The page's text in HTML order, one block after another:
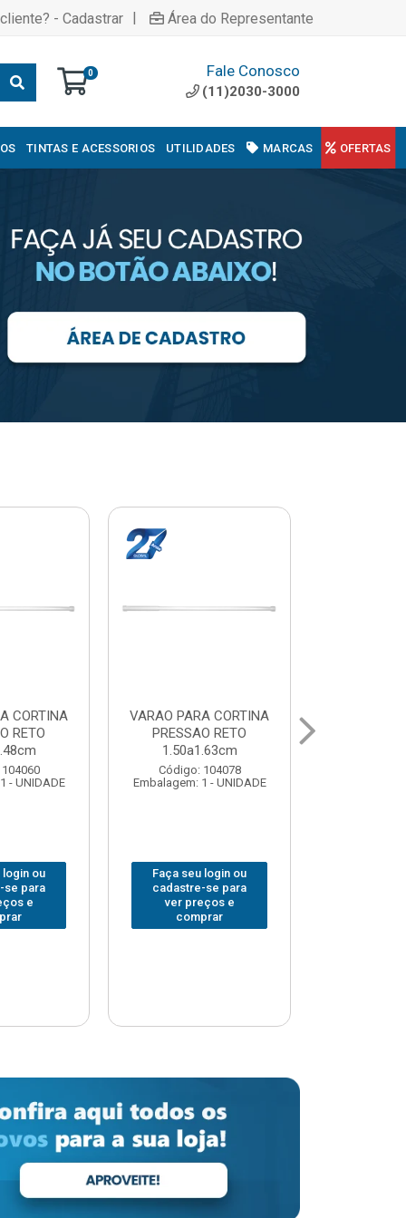
- Cadastrar | Área do Representante
0 Fale Conosco
(11)2030-3000
TINTAS E ACESSORIOS UTILIDADES MARCAS OFERTAS
CORTINA
RETO
- UNIDADE
login ou
se para
e
VARAL PARA TETO
MAXEB ACO 1.40m
Código: 104086
Embalagem: 1 - UNIDADE
Faça seu login ou
cadastre-se para
ver preços e
comprar